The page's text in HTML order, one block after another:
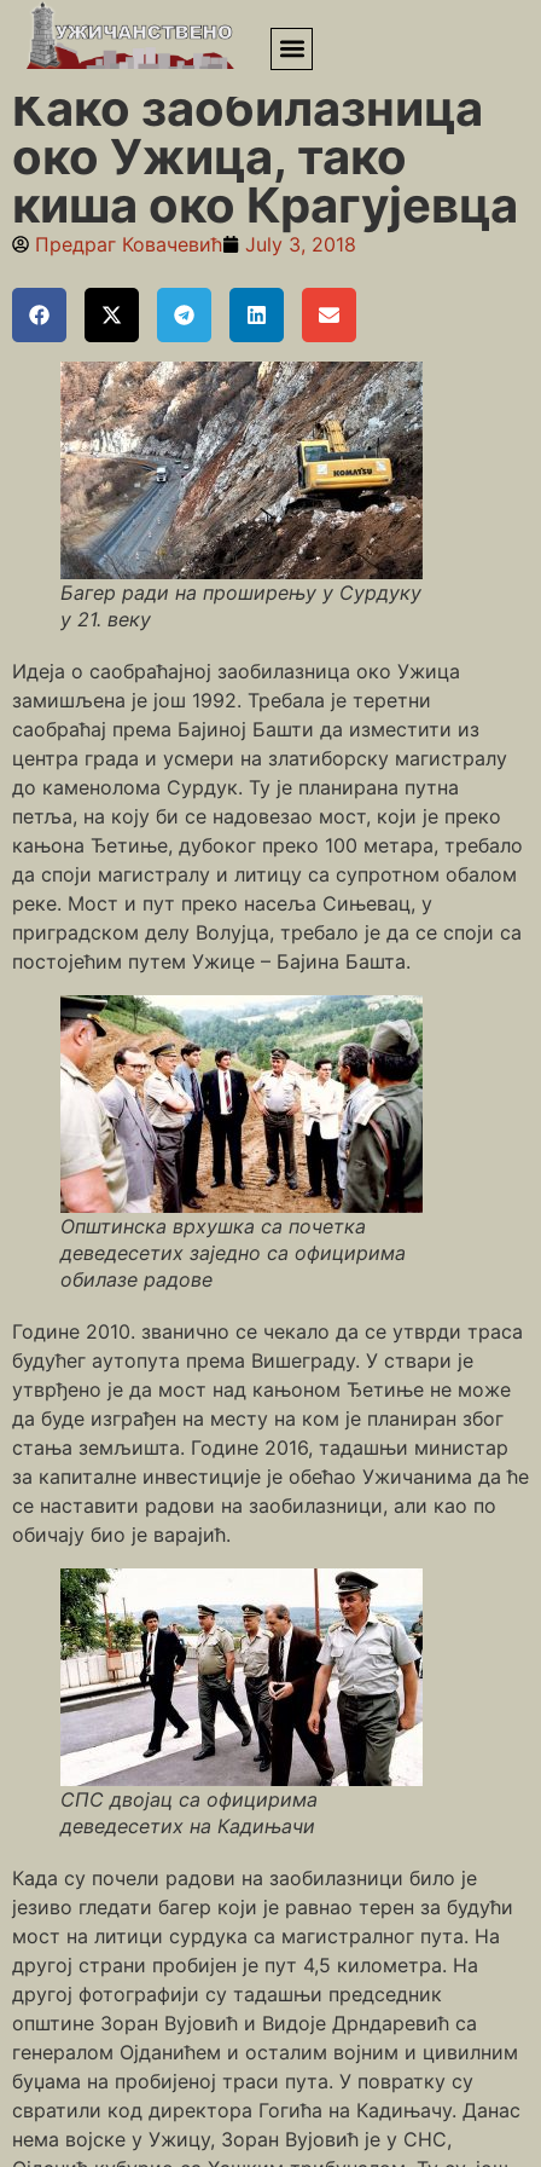
Почетна»Деведесете»Како заобилазница око Ужица, тако
киша око Крагујевца
Како заобилазница
око Ужица, тако
киша око Крагујевца
Предраг Ковачевић July 3, 2018
Багер ради на проширењу у Сурдуку
у 21. веку
Идеја о саобраћајној заобилазница око Ужица
замишљена је још 1992. Требала је теретни
саобраћај према Бајиној Башти да изместити из
центра града и усмери на златиборску магистралу
до каменолома Сурдук. Ту је планирана путна
петља, на коју би се надовезао мост, који је преко
кањона Ђетиње, дубоког преко 100 метара, требало
да споји магистралу и литицу са супротном обалом
реке. Мост и пут преко насеља Сињевац, у
приградском делу Волујца, требало је да се споји са
постојећим путем Ужице – Бајина Башта.
Општинска врхушка са почетка
деведесетих заједно са официрима
обилазе радове
Године 2010. званично се чекало да се утврди траса
будућег аутопута према Вишеграду. У ствари је
утврђено је да мост над кањоном Ђетиње не може
да буде изграђен на месту на ком је планиран због
стања земљишта. Године 2016, тадашњи министар
за капиталне инвестиције је обећао Ужичанима да ће
се наставити радови на заобилазници, али као по
обичају био је варајић.
СПС двојац са официрима
деведесетих на Кадињачи
Када су почели радови на заобилазници било је
језиво гледати багер који је равнао терен за будући
мост на литици сурдука са магистралног пута. На
другој страни пробијен је пут 4,5 километра. На
другој фотографији су тадашњи председник
општине Зоран Вујовић и Видоје Дрндаревић са
генералом Ојданићем и осталим војним и цивилним
буџама на пробијеној траси пута. У повратку су
свратили код директора Гогића на Кадињачу. Данас
нема војске у Ужицу, Зоран Вујовић је у СНС,